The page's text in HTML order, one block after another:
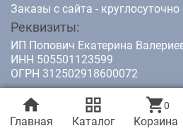
home
Главная
grid_view
Каталог
shopping_cart0
Корзина
Заказы с сайта -
Реквизиты:
ИП Попович Екатерина
ИНН 505501123599
ОГРН 312502918600072
© 2011-2026 LovePosuda.ru - интернет
Все права защищены.